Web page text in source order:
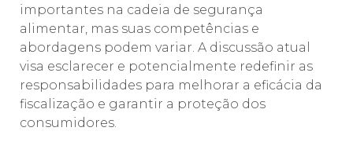
importantes na cadeia de segurança
alimentar, mas suas competências e
abordagens podem variar. A discussão atual
visa esclarecer e potencialmente redefinir as
responsabilidades para melhorar a eficácia da
fiscalização e garantir a proteção dos
consumidores.